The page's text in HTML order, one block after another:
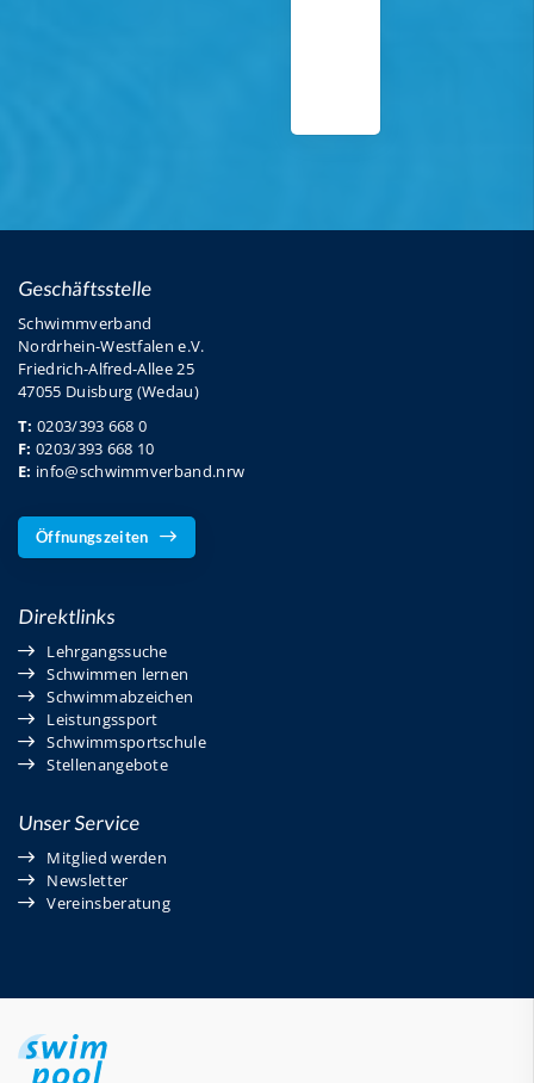
Geschäftsstelle
Schwimmverband
Nordrhein-Westfalen e.V.
Friedrich-Alfred-Allee 25
47055 Duisburg (Wedau)
T: 0203/393 668 0
F: 0203/393 668 10
E: info@schwimmverband.nrw
Öffnungszeiten
Direktlinks
Lehrgangssuche
Schwimmen lernen
Schwimmabzeichen
Leistungssport
Schwimmsportschule
Stellenangebote
Unser Service
Mitglied werden
Newsletter
Vereinsberatung